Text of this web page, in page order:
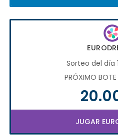
Sorteo del día
PRÓXIMO BOTE
JUGAR